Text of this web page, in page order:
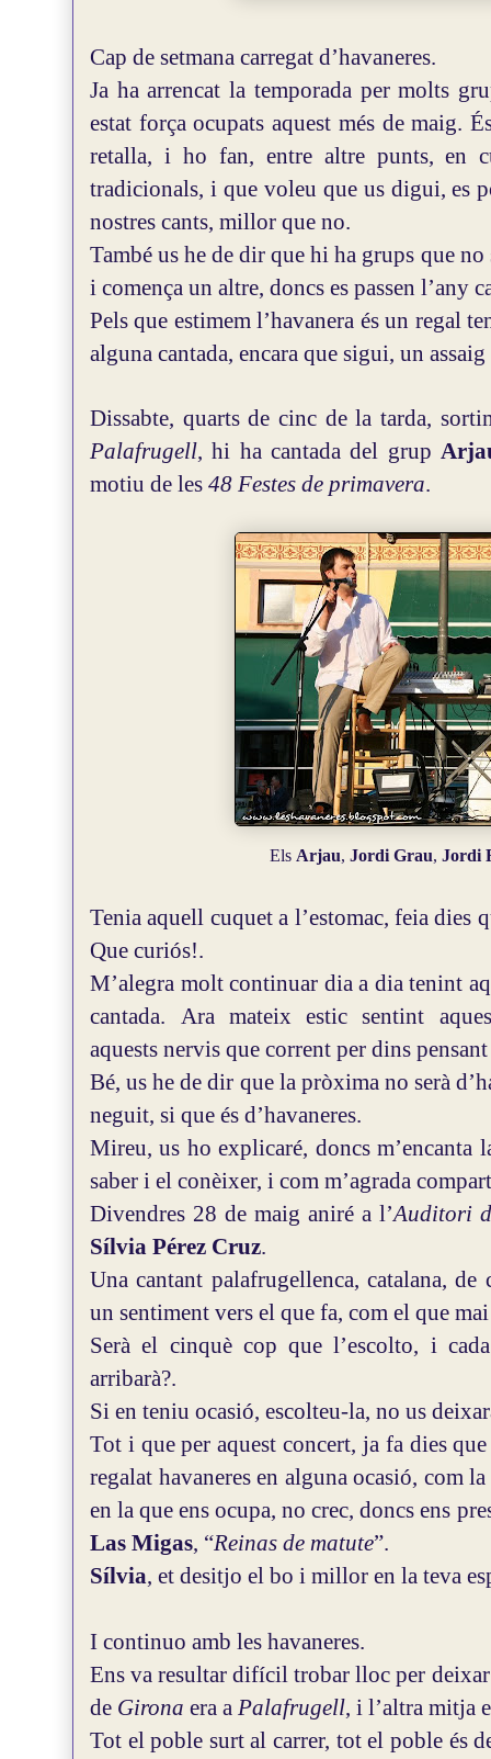
Cap de setmana carregat d’havaneres.
Ja ha arrencat la temporada per molts
estat força ocupats aquest més de maig.
retalla, i ho fan, entre altre punts, en
tradicionals, i que voleu que us digui, es
nostres cants, millor que no.
També us he de dir que hi ha grups que
i comença un altre, doncs es passen l’any
Pels que estimem l’havanera és un regal
alguna cantada, encara que sigui, un
Dissabte, quarts de cinc de la tarda,
Palafrugell, hi ha cantada del grup
motiu de les 48 Festes de primavera.
Els Arjau, Jordi Grau, Jordi
Tenia aquell cuquet a l’estomac, feia dies
Que curiós!.
M’alegra molt continuar dia a dia tenint
cantada.
Ara mateix estic sentint
aquests nervis que corrent per dins
Bé, us he de dir que la pròxima no serà
neguit, si que és d’havaneres.
Mireu, us ho explicaré, doncs m’encanta
saber i el conèixer, i com m’agrada
Divendres 28 de maig aniré a l’Auditori
Sílvia Pérez Cruz.
Una cantant palafrugellenca, catalana, de
un sentiment vers el que fa, com el que
Serà el cinquè cop que l’escolto, i
arribarà?.
Si en teniu ocasió, escolteu-la, no us
Tot i que per aquest concert, ja fa dies
regalat havaneres en alguna ocasió, com
en la que ens ocupa, no crec, doncs ens
Las Migas, “Reinas de matute”.
Sílvia, et desitjo el bo i millor en la teva
I continuo amb les havaneres.
Ens va resultar difícil trobar lloc per
de Girona era a Palafrugell, i l’altra mitja
Tot el poble surt al carrer, tot el poble és